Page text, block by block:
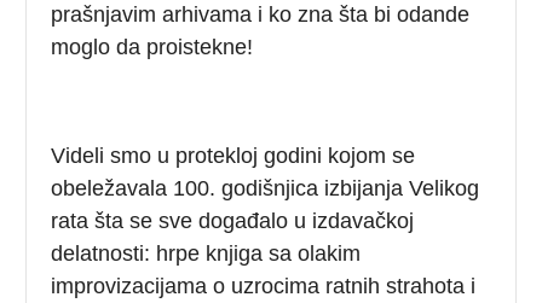
prašnjavim arhivama i ko zna šta bi odande
moglo da proistekne!
Videli smo u protekloj godini kojom se
obeležavala 100. godišnjica izbijanja Velikog
rata šta se sve događalo u izdavačkoj
delatnosti: hrpe knjiga sa olakim
improvizacijama o uzrocima ratnih strahota i